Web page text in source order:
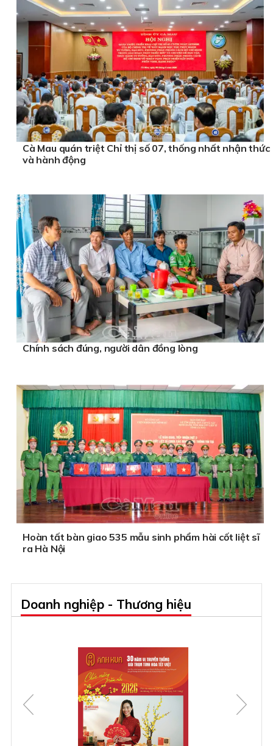
Cà Mau quán triệt Chỉ thị số 07, thống nhất nhận thức
và hành động
Chính sách đúng, người dân đồng lòng
Hoàn tất bàn giao 535 mẫu sinh phẩm hài cốt liệt sĩ
ra Hà Nội
Doanh nghiệp - Thương hiệu